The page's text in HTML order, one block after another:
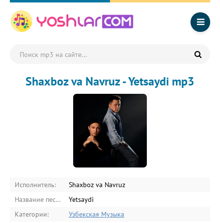
Shaxboz va Navruz - Yetsaydi mp3
Исполнитель:
Shaxboz va Navruz
Название песни:
Yetsaydi
Категории:
Узбекская Музыка